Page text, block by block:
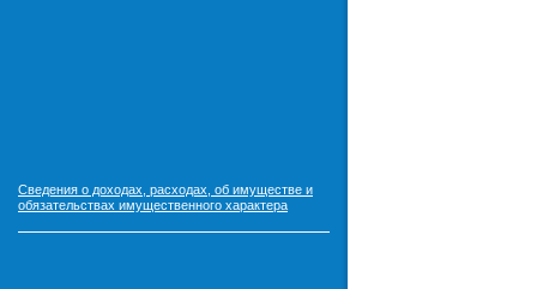
Сведения о доходах, расходах, об имуществе и
обязательствах имущественного характера